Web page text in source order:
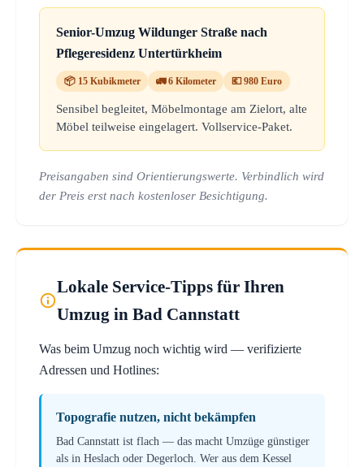
Senior-Umzug Wildunger Straße nach
Pflegeresidenz Untertürkheim
📦 15 Kubikmeter 🚛 6 Kilometer 💶 980 Euro
Sensibel begleitet, Möbelmontage am Zielort, alte
Möbel teilweise eingelagert. Vollservice-Paket.
Preisangaben sind Orientierungswerte. Verbindlich wird
der Preis erst nach kostenloser Besichtigung.
Lokale Service-Tipps für Ihren
Umzug in Bad Cannstatt
Was beim Umzug noch wichtig wird — verifizierte
Adressen und Hotlines:
Topografie nutzen, nicht bekämpfen
Bad Cannstatt ist flach — das macht Umzüge günstiger
als in Heslach oder Degerloch. Wer aus dem Kessel